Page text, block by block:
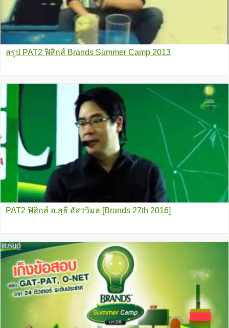
สรุป PAT2 ฟิสิกส์ Brands Summer Camp 2013
PAT2 ฟิสิกส์ อ.สุธี อัสววิมล [Brands 27th 2016]